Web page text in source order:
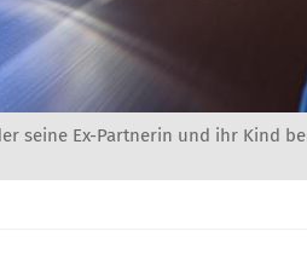
seine Ex-Partnerin und ihr Kind